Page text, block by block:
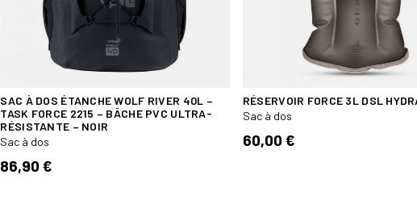
Emplacement patch et
Design signature 5.11
Compatible avec le
Dimensions approximative
Poids à vide : 2.5 Kg
SAC À DOS ÉTANCHE WOLF RIVER 40L –
TASK FORCE 2215 – BÂCHE PVC ULTRA-
RÉSISTANTE – NOIR
Sac à dos
86,90 €
RÉSERVOIR FORCE 3L DSL
Sac à dos
60,00 €